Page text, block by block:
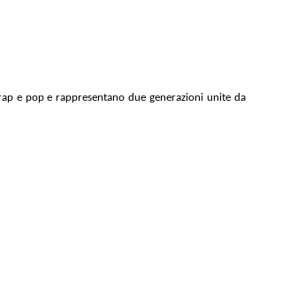
e pop e rappresentano due generazioni unite da